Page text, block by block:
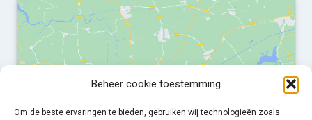
Beheer cookie toestemming
Om de beste ervaringen te bieden, gebruiken wij technologieën zoals
Klik om marketing cookies te accepteren en